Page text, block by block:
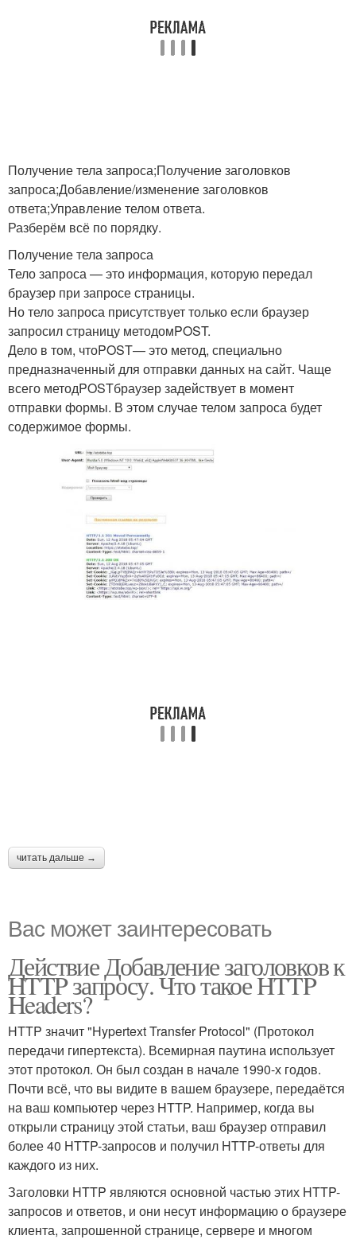
Получение тела запроса;Получение заголовков
запроса;Добавление/изменение заголовков
ответа;Управление телом ответа.
Разберём всё по порядку.
Получение тела запроса
Тело запроса — это информация, которую передал
браузер при запросе страницы.
Но тело запроса присутствует только если браузер
запросил страницу методомPOST.
Дело в том, чтоPOST— это метод, специально
предназначенный для отправки данных на сайт. Чаще
всего методPOSTбраузер задействует в момент
отправки формы. В этом случае телом запроса будет
содержимое формы.
читать дальше →
Вас может заинтересовать
Действие Добавление заголовков к
HTTP запросу. Что такое HTTP
Headers?
HTTP значит "Hypertext Transfer Protocol" (Протокол
передачи гипертекста). Всемирная паутина использует
этот протокол. Он был создан в начале 1990-х годов.
Почти всё, что вы видите в вашем браузере, передаётся
на ваш компьютер через HTTP. Например, когда вы
открыли страницу этой статьи, ваш браузер отправил
более 40 HTTP-запросов и получил HTTP-ответы для
каждого из них.
Заголовки HTTP являются основной частью этих HTTP-
запросов и ответов, и они несут информацию о браузере
клиента, запрошенной странице, сервере и многом